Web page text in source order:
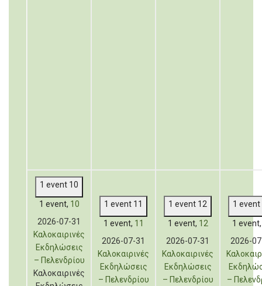
1 event 10
1 event, 10
2026-07-31
Καλοκαιρινές
Εκδηλώσεις
– Πελενδρίου
Καλοκαιρινές
1 event 11
1 event, 11
2026-07-31
Καλοκαιρινές
Εκδηλώσεις
– Πελενδρίου
1 event 12
1 event, 12
2026-07-31
Καλοκαιρινές
Εκδηλώσεις
– Πελενδρίου
1 event
1
2026-
–